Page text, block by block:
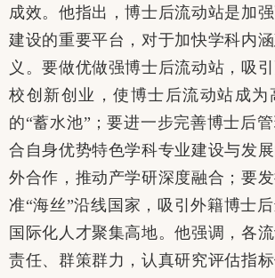
成效。他指出，博士后流动站是加
建设的重要平台，对于加快学科内
义。要做优做强博士后流动站，吸
校创新创业，使博士后流动站成为
的“蓄水池”；要进一步完善博士后
合自身优势特色学科专业建设与发
外合作，推动产学研深度融合；要
准“海丝”沿线国家，吸引外籍博士
国际化人才聚集高地。他强调，各
责任、群策群力，认真研究评估指